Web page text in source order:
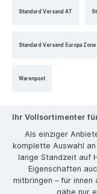
Standard Versand AT
Standard Versand Europa Zone
Warenpost
Ihr Vollsortimenter
Als einziger
komplette Auswahl
lange Standzeit auf
Eigenschaften
mitbringen – für
gäbe nur